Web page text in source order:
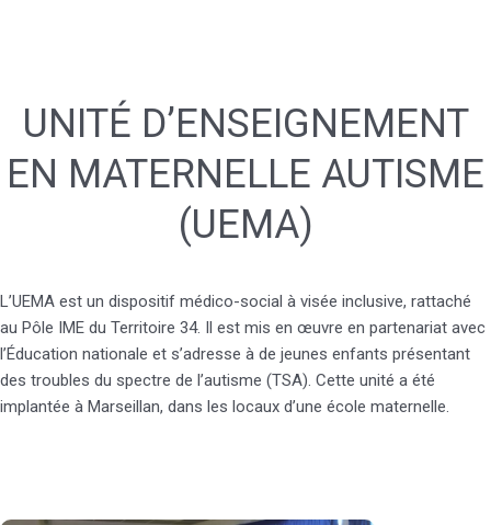
UNITÉ D’ENSEIGNEMENT
EN MATERNELLE AUTISME
(UEMA)
L’UEMA est un dispositif médico-social à visée inclusive, rattaché
au Pôle IME du Territoire 34. Il est mis en œuvre en partenariat avec
l’Éducation nationale et s’adresse à de jeunes enfants présentant
des troubles du spectre de l’autisme (TSA). Cette unité a été
implantée à Marseillan, dans les locaux d’une école maternelle.